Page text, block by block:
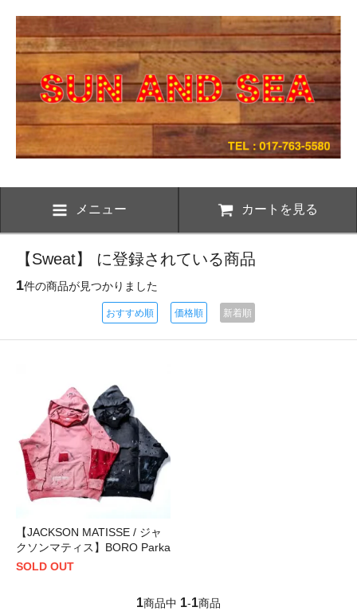
メニュー カートを見る
【Sweat】 に登録されている商品
1件の商品が見つかりました
おすすめ順 価格順 新着順
【JACKSON MATISSE / ジャ
クソンマティス】BORO Parka
SOLD OUT
1商品中 1-1商品